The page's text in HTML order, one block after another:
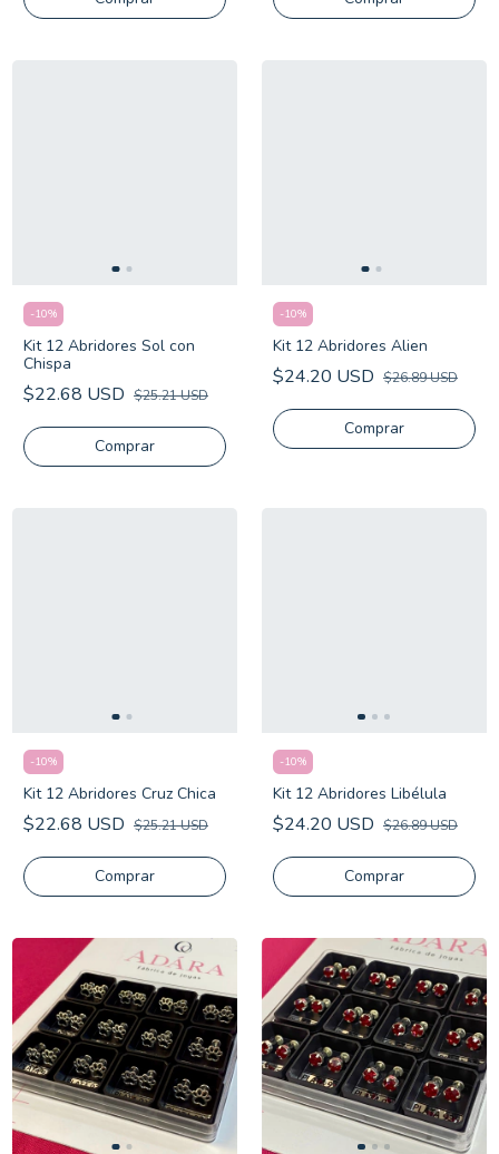
-10%
Kit 12 Abridores Sol con
Chispa
$22.68 USD $25.21 USD
-10%
Kit 12 Abridores Alien
$24.20 USD $26.89 USD
-10%
Kit 12 Abridores Cruz Chica
$22.68 USD $25.21 USD
-10%
Kit 12 Abridores Libélula
$24.20 USD $26.89 USD
Comprar